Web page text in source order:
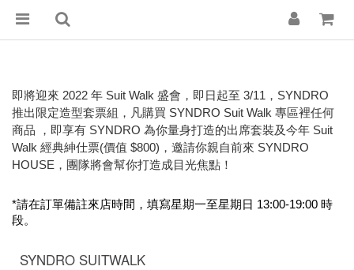
即將迎來 2022 年 Suit Walk 盛會，即日起至 3/11，SYNDRO
推出限定造型套票組，凡購買 SYNDRO Suit Walk 專區裡任何
商品 ，即享有 SYNDRO 為你量身打造的出席套裝及今年 Suit
Walk 經典紳仕票(價值 $800)，邀請你親自前來 SYNDRO
HOUSE，團隊將會幫你打造成目光焦點！
*請在訂單備註來店時間，填寫星期一至星期日 13:00-19:00 時
段。
SYNDRO SUITWALK